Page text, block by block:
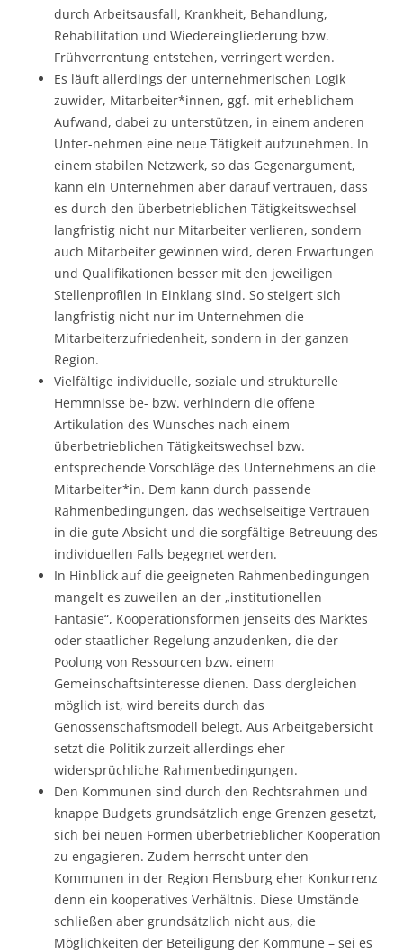
durch Arbeitsausfall, Krankheit, Behandlung,
Rehabilitation und Wiedereingliederung bzw.
Frühverrentung entstehen, verringert werden.
Es läuft allerdings der unternehmerischen Logik
zuwider, Mitarbeiter*innen, ggf. mit erheblichem
Aufwand, dabei zu unterstützen, in einem anderen
Unter-nehmen eine neue Tätigkeit aufzunehmen. In
einem stabilen Netzwerk, so das Gegenargument,
kann ein Unternehmen aber darauf vertrauen, dass
es durch den überbetrieblichen Tätigkeitswechsel
langfristig nicht nur Mitarbeiter verlieren, sondern
auch Mitarbeiter gewinnen wird, deren Erwartungen
und Qualifikationen besser mit den jeweiligen
Stellenprofilen in Einklang sind. So steigert sich
langfristig nicht nur im Unternehmen die
Mitarbeiterzufriedenheit, sondern in der ganzen
Region.
Vielfältige individuelle, soziale und strukturelle
Hemmnisse be- bzw. verhindern die offene
Artikulation des Wunsches nach einem
überbetrieblichen Tätigkeitswechsel bzw.
entsprechende Vorschläge des Unternehmens an die
Mitarbeiter*in. Dem kann durch passende
Rahmenbedingungen, das wechselseitige Vertrauen
in die gute Absicht und die sorgfältige Betreuung des
individuellen Falls begegnet werden.
In Hinblick auf die geeigneten Rahmenbedingungen
mangelt es zuweilen an der „institutionellen
Fantasie“, Kooperationsformen jenseits des Marktes
oder staatlicher Regelung anzudenken, die der
Poolung von Ressourcen bzw. einem
Gemeinschaftsinteresse dienen. Dass dergleichen
möglich ist, wird bereits durch das
Genossenschaftsmodell belegt. Aus Arbeitgebersicht
setzt die Politik zurzeit allerdings eher
widersprüchliche Rahmenbedingungen.
Den Kommunen sind durch den Rechtsrahmen und
knappe Budgets grundsätzlich enge Grenzen gesetzt,
sich bei neuen Formen überbetrieblicher Kooperation
zu engagieren. Zudem herrscht unter den
Kommunen in der Region Flensburg eher Konkurrenz
denn ein kooperatives Verhältnis. Diese Umstände
schließen aber grundsätzlich nicht aus, die
Möglichkeiten der Beteiligung der Kommune – sei es